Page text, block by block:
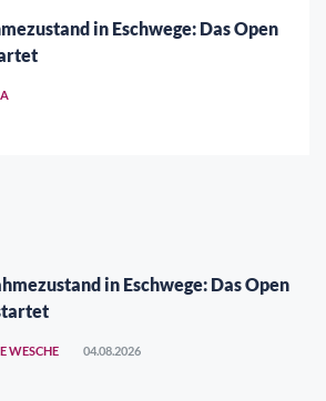
in Eschwege: Das Open
in Eschwege: Das Open
WESCHE 04.08.2026